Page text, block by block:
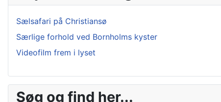
Sælsafari på Christiansø
Særlige forhold ved Bornholms kyster
Videofilm frem i lyset
Søg og find her...